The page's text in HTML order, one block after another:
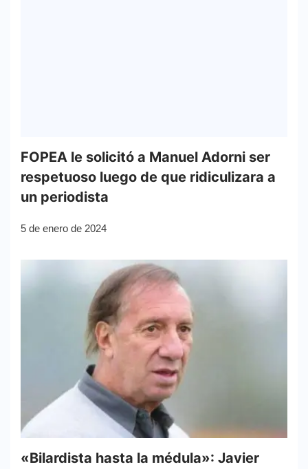
FOPEA le solicitó a Manuel Adorni ser
respetuoso luego de que ridiculizara a
un periodista
5 de enero de 2024
«Bilardista hasta la médula»: Javier